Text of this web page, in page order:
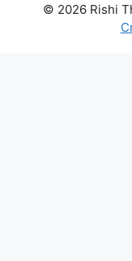
© 2026 Rishi